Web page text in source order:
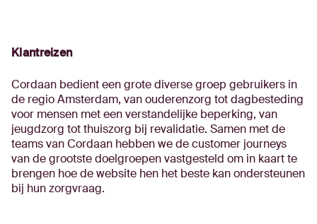
Klantreizen
Cordaan bedient een grote diverse groep gebruikers in
de regio Amsterdam, van ouderenzorg tot dagbesteding
voor mensen met een verstandelijke beperking, van
jeugdzorg tot thuiszorg bij revalidatie. Samen met de
teams van Cordaan hebben we de customer journeys
van de grootste doelgroepen vastgesteld om in kaart te
brengen hoe de website hen het beste kan ondersteunen
bij hun zorgvraag.